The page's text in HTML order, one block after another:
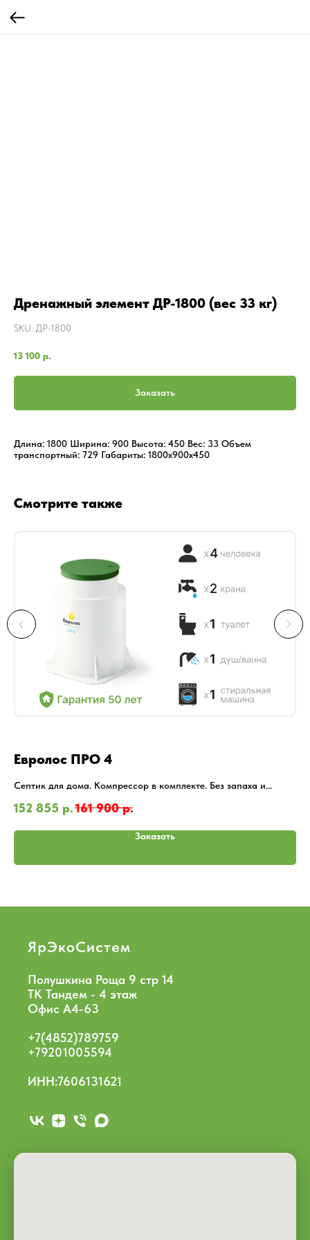
Дренажный элемент ДР-1800 (вес 33 кг)
SKU: ДР-1800
13 100 р.
Заказать
Длина: 1800 Ширина: 900 Высота: 450 Вес: 33 Объем
транспортный: 729 Габариты: 1800x900x450
Смотрите также
Евролос ПРО 4
Септик для дома. Компрессор в комплекте. Без запаха и
Лучшее соотношение цены/качества. Хит сезона 2024.
152 855 р.161 900 р.
Заказать
ЯрЭкоСистем
Полушкина Роща 9 стр 14
ТК Тандем - 4 этаж
Офис А4-63
+7(4852)789759
+79201005594
ИНН:7606131621